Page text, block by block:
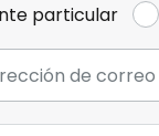
particular